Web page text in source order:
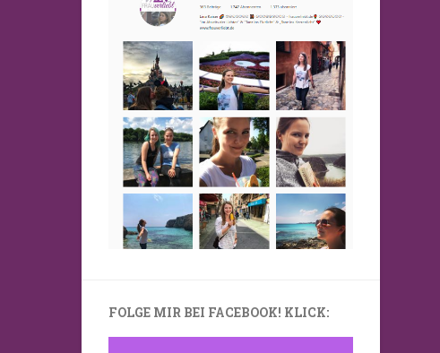
FOLGE MIR BEI FACEBOOK! KLICK: